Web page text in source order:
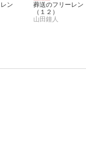
ン
葬送のフリーレン
（１２）
山田鐘人